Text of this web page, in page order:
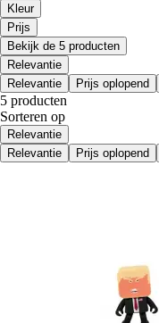
Kleur
Prijs
Bekijk de 5 producten
Relevantie
Relevantie
Prijs oplopend
5 producten
Sorteren op
Relevantie
Relevantie
Prijs oplopend